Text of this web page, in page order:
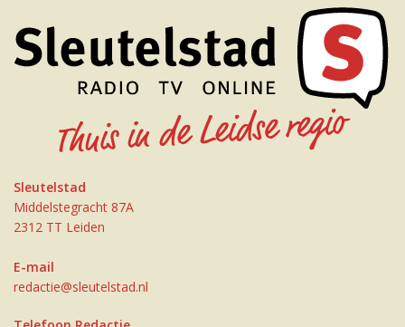
Sleutelstad
Middelstegracht 87A
2312 TT Leiden
E-mail
redactie@sleutelstad.nl